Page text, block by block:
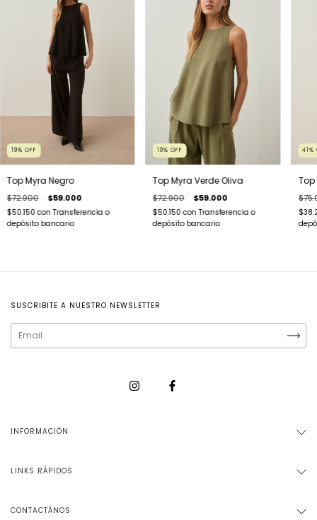
19% OFF
Top Myra Negro
$72.900 $59.000
$50.150con Transferencia o
depósito bancario
19% OFF
Top Myra Verde Oliva
$72.900 $59.000
$50.150con Transferencia o
depósito bancario
41%
SUSCRIBITE A NUESTRO NEWSLETTER
INFORMACIÓN
LINKS RÁPIDOS
CONTACTÁNOS